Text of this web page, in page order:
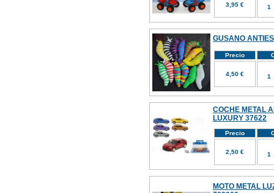
3,95 €
GUSANO
Precio
4,50 €
COCHE METAL
LUXURY 37622
Precio
2,50 €
MOTO METAL